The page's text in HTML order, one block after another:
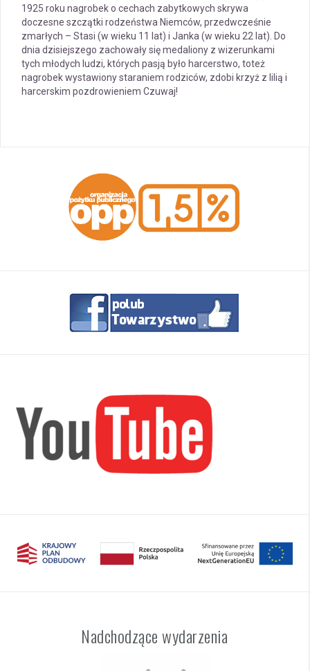
1925 roku nagrobek o cechach zabytkowych skrywa
doczesne szczątki rodzeństwa Niemców, przedwcześnie
zmarłych – Stasi (w wieku 11 lat) i Janka (w wieku 22 lat). Do
dnia dzisiejszego zachowały się medaliony z wizerunkami
tych młodych ludzi, których pasją było harcerstwo, toteż
nagrobek wystawiony staraniem rodziców, zdobi krzyż z lilią i
harcerskim pozdrowieniem Czuwaj!
Nadchodzące wydarzenia